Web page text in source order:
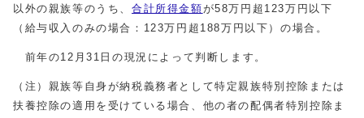
以外の親族等のうち、 合計所得金額が58万円超 123万円以下
（給与収入のみの場合： 123万円超 188万円以下）の場合。
前年の12 月31 日の現況によって判断します。
（注）親族等自身が納税義務者として特定親族特別控除または
扶養控除の適用を受けている場合、他の者の配偶者特別控除ま